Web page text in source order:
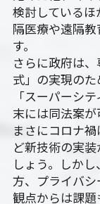
検討している
隔医療や遠隔
す。
さらに政府は
式」の実現の
「スーパーシ
末には同法案が
まさにコロナ
ど新技術の実
しょう。しか
方、プライバ
観点からは課